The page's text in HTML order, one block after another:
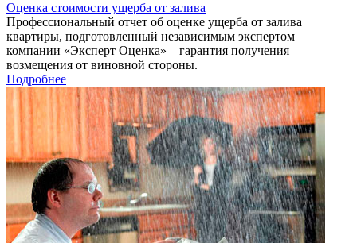
Оценка стоимости ущерба от залива
Профессиональный отчет об оценке ущерба от залива
квартиры, подготовленный независимым экспертом
компании «Эксперт Оценка» – гарантия получения
возмещения от виновной стороны.
Подробнее